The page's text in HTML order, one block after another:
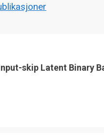
skip Latent Binary